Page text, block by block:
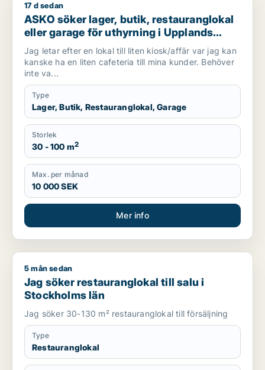
ASKO söker lager, butik, restauranglokal eller garage för
17 d sedan
ASKO söker lager, butik, restauranglokal
eller garage för uthyrning i Upplands
Väsby, Vallentuna eller Järfälla m.fl.
Jag letar efter en lokal till liten kiosk/affär var jag kan
kanske ha en liten cafeteria till mina kunder. Behöver
inte va...
Type
Lager, Butik, Restauranglokal, Garage
Storlek
30 - 100 m2
Max. per månad
10 000 SEK
Mer info
Jag söker restauranglokal till salu i Stockholms län
5 mån sedan
Jag söker restauranglokal till salu i
Stockholms län
Jag söker 30-130 m² restauranglokal till försäljning
Type
Restauranglokal